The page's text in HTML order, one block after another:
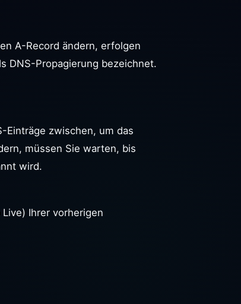
A-Record ändern, erfolgen
DNS-Propagierung bezeichnet.
Einträge zwischen, um das
müssen Sie warten, bis
wird.
Ihrer vorherigen